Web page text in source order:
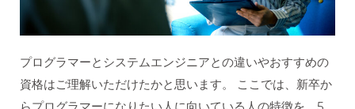
プログラマーとシステムエンジニアとの違いやおすすめの
資格はご理解いただけたかと思います。 ここでは、新卒か